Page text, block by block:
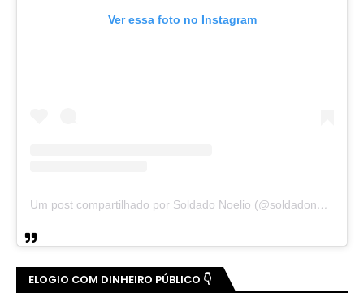
Ver essa foto no Instagram
Um post compartilhado por Soldado Noelio (@soldadonoelio)
ELOGIO COM DINHEIRO PÚBLICO 👇